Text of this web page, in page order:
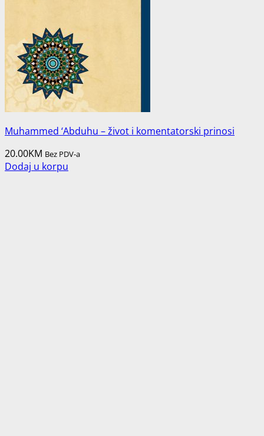
Muhammed ‘Abduhu – život i komentatorski prinosi
20.00KM Bez PDV-a
Dodaj u korpu